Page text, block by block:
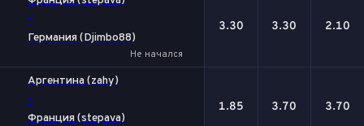
-
Германия (Djimbo88)
Не начался
3.30 3.30 2.10
Аргентина (zahy)
-
Франция (stepava)
1.85 3.70 3.70